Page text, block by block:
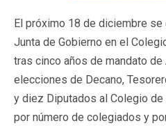
El próximo 18 de diciembre
Junta de Gobierno en el
tras cinco años de mandato
elecciones de Decano,
y diez Diputados al Colegio
por número de colegiados y